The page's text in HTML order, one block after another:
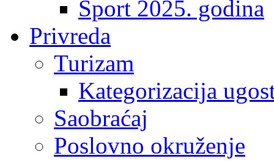
Sport 2025. godina
Privreda
Turizam
Kategorizacija
Saobraćaj
Poslovno okruženje